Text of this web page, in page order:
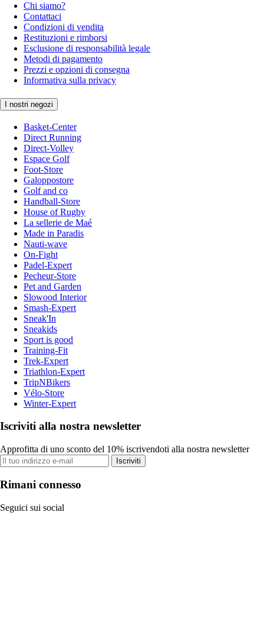
Chi siamo?
Contattaci
Condizioni di vendita
Restituzioni e rimborsi
Esclusione di responsabilità legale
Metodi di pagamento
Prezzi e opzioni di consegna
Informativa sulla privacy
I nostri negozi
Basket-Center
Direct Running
Direct-Volley
Espace Golf
Foot-Store
Galoppostore
Golf and co
Handball-Store
House of Rugby
La sellerie de Maé
Made in Paradis
Nauti-wave
On-Fight
Padel-Expert
Pecheur-Store
Pet and Garden
Slowood Interior
Smash-Expert
Sneak'In
Sneakids
Sport is good
Training-Fit
Trek-Expert
Triathlon-Expert
TripNBikers
Vélo-Store
Winter-Expert
Iscriviti alla nostra newsletter
Approfitta di uno sconto del 10% iscrivendoti alla nostra newsletter
Iscriviti
Rimani connesso
Seguici sui social